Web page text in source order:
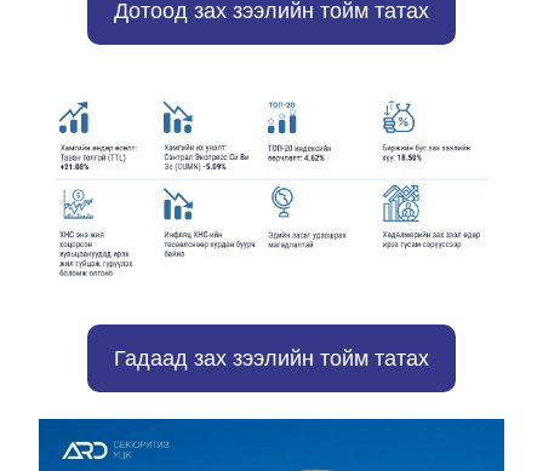
Дотоод зах зээлийн тойм татах
Гадаад зах зээлийн тойм татах